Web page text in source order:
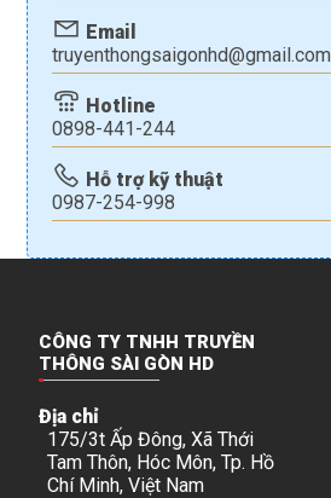
Email
truyenthongsaigonhd@gmail.com
Hotline
0898-441-244
Hỗ trợ kỹ thuật
0987-254-998
CÔNG TY TNHH TRUYỀN
THÔNG SÀI GÒN HD
Địa chỉ
175/3t Ấp Đông, Xã Thới
Tam Thôn, Hóc Môn, Tp. Hồ
Chí Minh, Việt Nam